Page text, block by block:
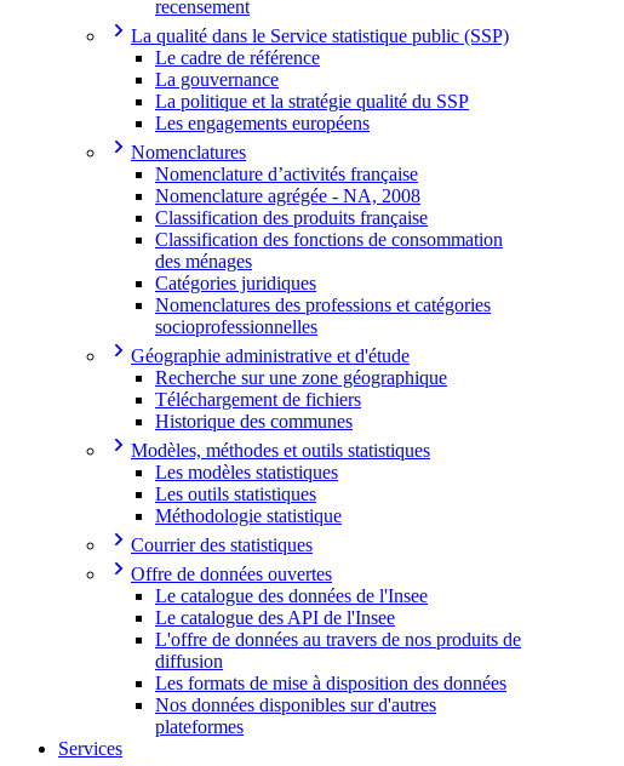
recensement
La qualité dans le Service statistique public (SSP)
Le cadre de référence
La gouvernance
La politique et la stratégie qualité du SSP
Les engagements européens
Nomenclatures
Nomenclature d’activités française
Nomenclature agrégée - NA, 2008
Classification des produits française
Classification des fonctions de consommation
des ménages
Catégories juridiques
Nomenclatures des professions et catégories
socioprofessionnelles
Géographie administrative et d'étude
Recherche sur une zone géographique
Téléchargement de fichiers
Historique des communes
Modèles, méthodes et outils statistiques
Les modèles statistiques
Les outils statistiques
Méthodologie statistique
Courrier des statistiques
Offre de données ouvertes
Le catalogue des données de l'Insee
Le catalogue des API de l'Insee
L'offre de données au travers de nos produits de
diffusion
Les formats de mise à disposition des données
Nos données disponibles sur d'autres
plateformes
Services